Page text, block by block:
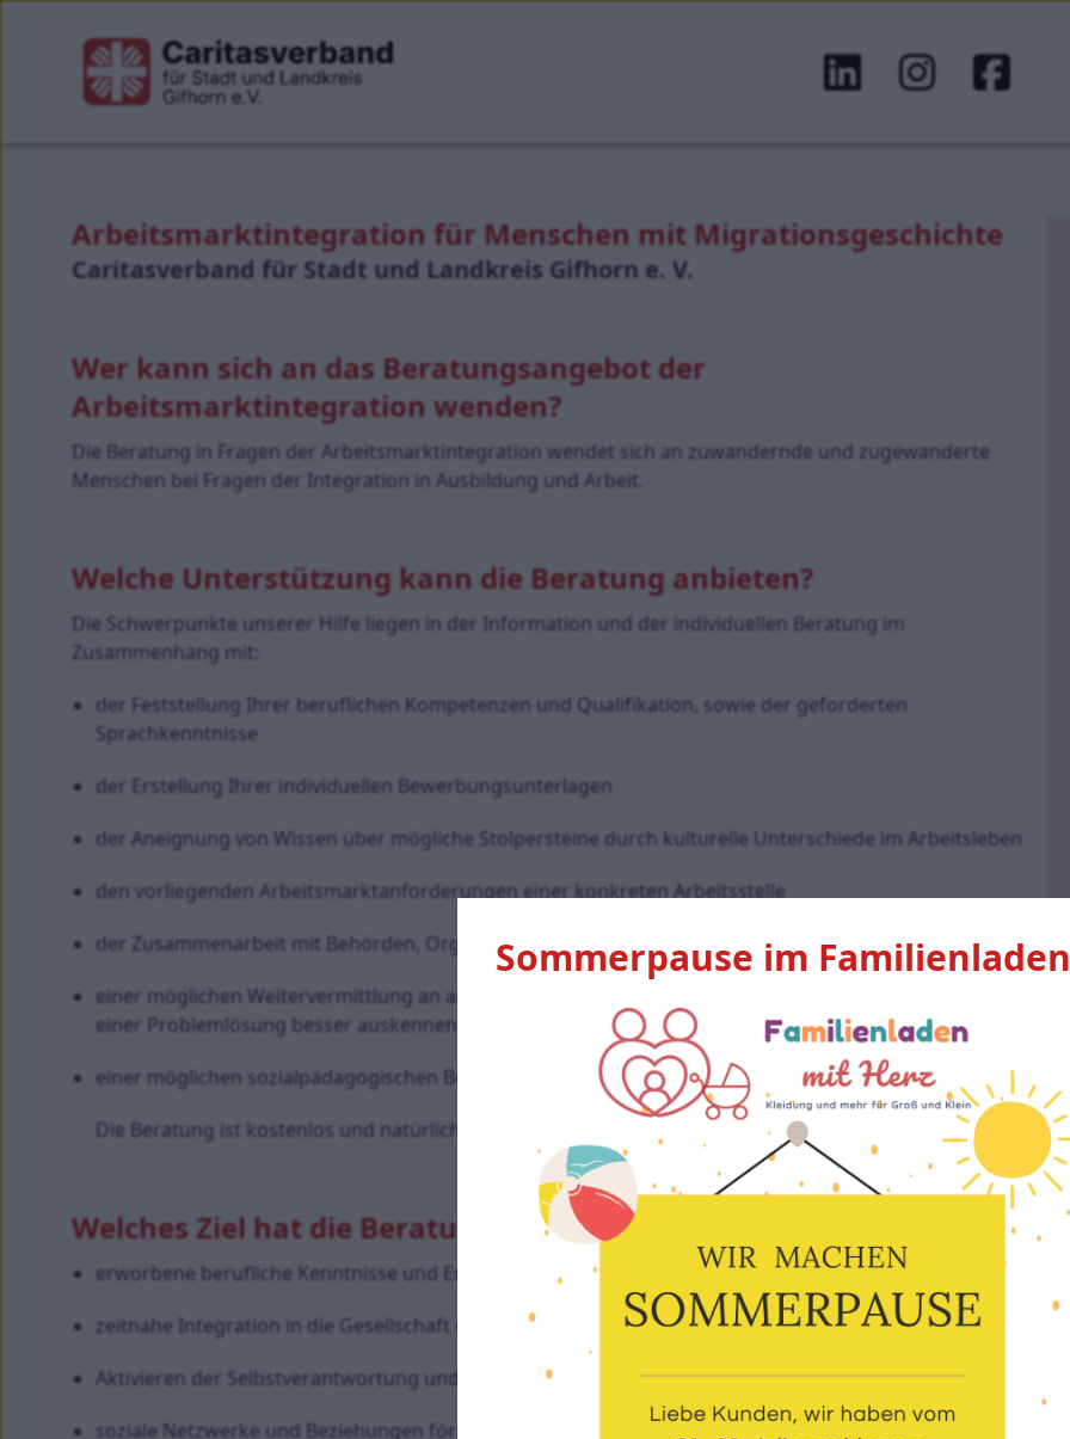
Arbeitsmarktintegration für Menschen mit Migrationsgeschichte
Caritasverband für Stadt und Landkreis Gifhorn e. V.
Wer kann sich an das Beratungsangebot der
Arbeitsmarktintegration wenden?
Die Beratung in Fragen der Arbeitsmarktintegration wendet sich an zuwandernde und zugewanderte
Menschen bei Fragen der Integration in Ausbildung und Arbeit.
Welche Unterstützung kann die Beratung anbieten?
Die Schwerpunkte unserer Hilfe liegen in der Information und der individuellen Beratung im
Zusammenhang mit:
der Feststellung Ihrer beruflichen Kompetenzen und Qualifikation, sowie der geforderten
Sprachkenntnisse
der Erstellung Ihrer individuellen Bewerbungsunterlagen
der Aneignung von Wissen über mögliche Stolpersteine durch kulturelle Unterschiede im Arbeitsleben
den vorliegenden Arbeitsmarktanforderungen einer konkreten Arbeitsstelle
der Zusammenarbeit mit Behörden, Organisationen und Vereinen
einer möglichen Weitervermittlung an andere Hilfsstellen, die sich mit Ihrem speziellem Problem und
einer Problemlösung besser auskennen
einer möglichen sozialpädagogischen Begleitung während der Phase Ihres Arbeitsbeginns
Die Beratung ist kostenlos und natürlich vertraulich.
Welches Ziel hat die Beratung?
erworbene berufliche Kenntnisse und Erfahrungen in ein Unternehmen einbringen
zeitnahe Integration in die Gesellschaft durch Arbeit und Bildung
Aktivieren der Selbstverantwortung und Selbsthilfe
soziale Netzwerke und Beziehungen fördern und unterstützen
Sommerpause im Familienladen